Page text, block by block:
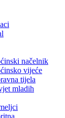
načelnik
vijeće
tijela
mladih